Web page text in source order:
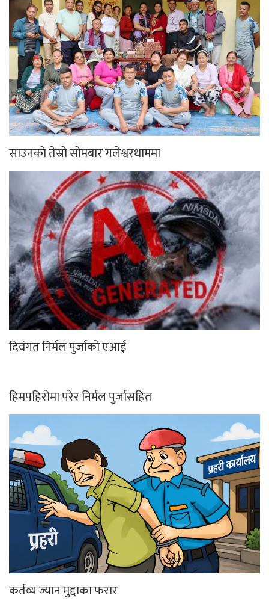
साउनको तेस्रो सोमबार गलेश्वरधाममा
दिवंगत निर्मल पुर्जाको एआई
हिमपहिरोमा परेर निर्मल पुर्जासहित
कर्तव्य ज्यान मुद्दाका फरार